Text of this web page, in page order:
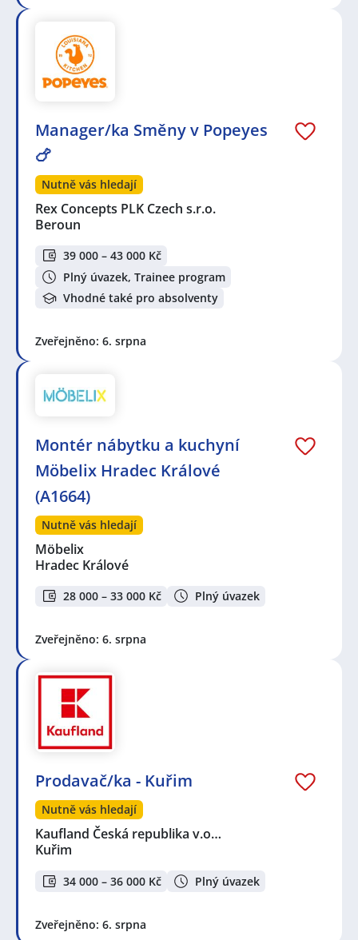
Manager/ka Směny v Popeyes
🍗
Nutně vás hledají
Rex Concepts PLK Czech s.r.o.
Beroun
39 000 – 43 000 Kč
Plný úvazek, Trainee program
Vhodné také pro absolventy
Zveřejněno: 6. srpna
Montér nábytku a kuchyní
Möbelix Hradec Králové
(A1664)
Nutně vás hledají
Möbelix
Hradec Králové
28 000 – 33 000 Kč Plný úvazek
Zveřejněno: 6. srpna
Prodavač/ka - Kuřim
Nutně vás hledají
Kaufland Česká republika v.o…
Kuřim
34 000 – 36 000 Kč Plný úvazek
Zveřejněno: 6. srpna